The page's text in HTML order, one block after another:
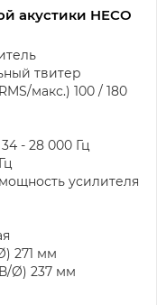
акустики HECO
твитер
макс.) 100 / 180
- 28 000 Гц
усилителя
271 мм
Ø) 237 мм